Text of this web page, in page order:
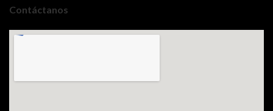
Contáctanos